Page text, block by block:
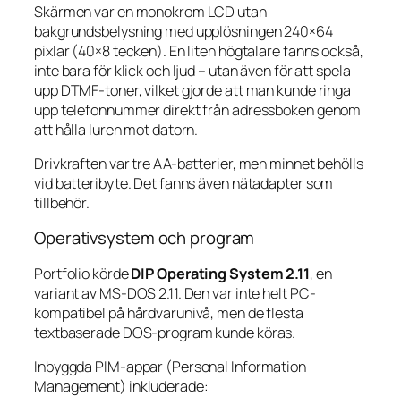
Skärmen var en monokrom LCD utan
bakgrundsbelysning med upplösningen 240×64
pixlar (40×8 tecken). En liten högtalare fanns också,
inte bara för klick och ljud – utan även för att spela
upp DTMF-toner, vilket gjorde att man kunde ringa
upp telefonnummer direkt från adressboken genom
att hålla luren mot datorn.
Drivkraften var tre AA-batterier, men minnet behölls
vid batteribyte. Det fanns även nätadapter som
tillbehör.
Operativsystem och program
Portfolio kördeDIP Operating System 2.11, en
variant av MS-DOS 2.11. Den var inte helt PC-
kompatibel på hårdvarunivå, men de flesta
textbaserade DOS-program kunde köras.
Inbyggda PIM-appar (Personal Information
Management) inkluderade: